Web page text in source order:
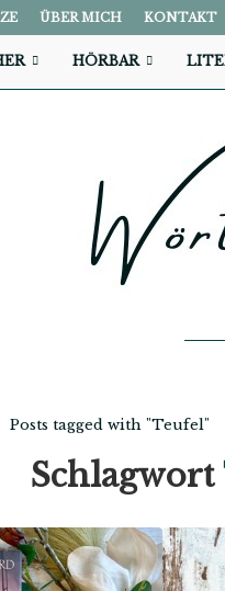
ÜBER MICH KONTAKT
HÖRBAR
Posts tagged with "Teufel"
Schlagwort